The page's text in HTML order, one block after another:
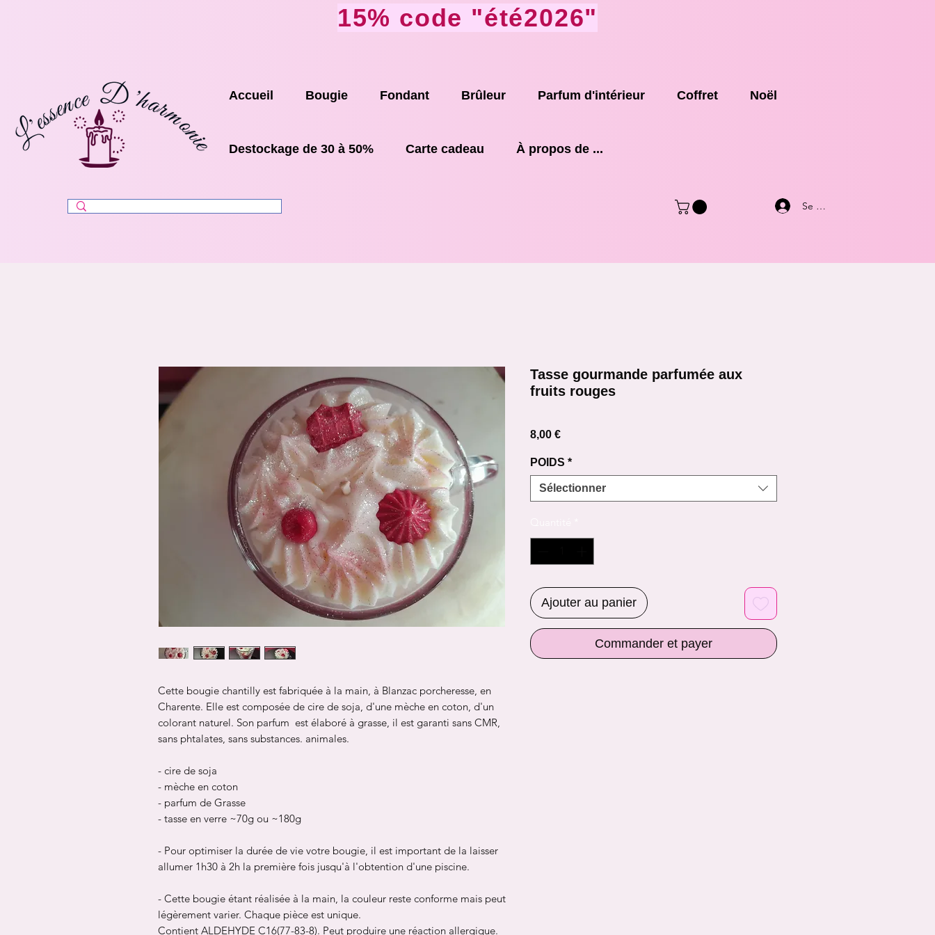
15% code "été2026"
Accueil Bougie Fondant Brûleur Parfum d'intérieur Coffret Noël
Destockage de 30 à 50% Carte cadeau À propos de ...
Se connecter
Cette bougie chantilly est fabriquée à la main, à Blanzac porcheresse, en
Charente. Elle est composée de cire de soja, d'une mèche en coton, d'un
colorant naturel. Son parfum est élaboré à grasse, il est garanti sans CMR,
sans phtalates, sans substances. animales.
- cire de soja
- mèche en coton
- parfum de Grasse
- tasse en verre ~70g ou ~180g
- Pour optimiser la durée de vie votre bougie, il est important de la laisser
allumer 1h30 à 2h la première fois jusqu'à l'obtention d'une piscine.
- Cette bougie étant réalisée à la main, la couleur reste conforme mais peut
légèrement varier. Chaque pièce est unique.
Contient ALDEHYDE C16(77-83-8). Peut produire une réaction allergique.
Tasse gourmande parfumée aux
fruits rouges
8,00 €Prix
POIDS *
Sélectionner
Ajouter au panier
Commander et payer